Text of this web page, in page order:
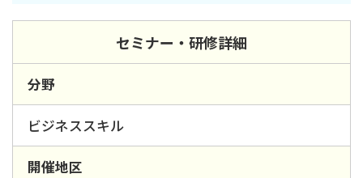
セミナー・研修詳細
分野
ビジネススキル
開催地区